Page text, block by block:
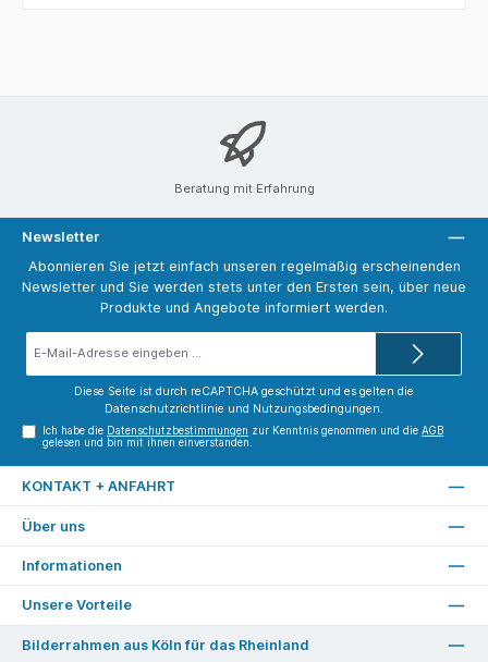
Beratung mit Erfahrung
Newsletter
Abonnieren Sie jetzt einfach unseren regelmäßig erscheinenden
Newsletter und Sie werden stets unter den Ersten sein, über neue
Produkte und Angebote informiert werden.
Diese Seite ist durch reCAPTCHA geschützt und es gelten die
Datenschutzrichtlinie und Nutzungsbedingungen
Ich habe die Datenschutzbestimmungen zur Kenntnis genommen und dieAGB
gelesen und bin mit ihnen einverstanden.
KONTAKT + ANFAHRT
Über uns
Informationen
Unsere Vorteile
Bilderrahmen aus Köln für das Rheinland